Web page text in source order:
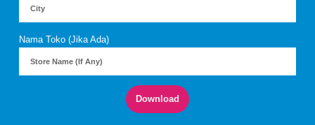
Nama Toko (Jika Ada)
Download